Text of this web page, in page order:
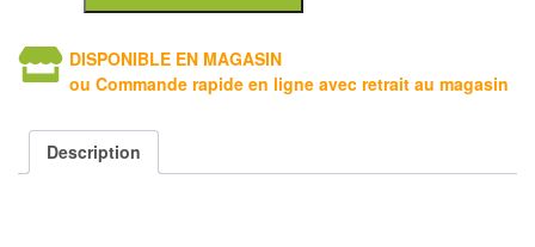
à
(TCG)
DISPONIBLE EN MAGASIN
ou Commande rapide en ligne avec retrait au magasin
Description